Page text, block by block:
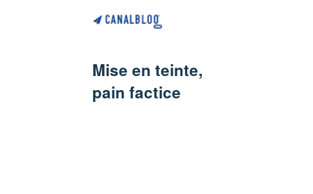
Mise en teinte,
pain factice